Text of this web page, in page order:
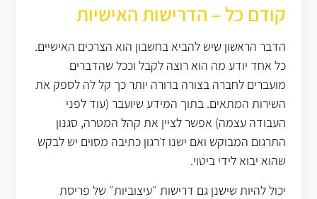
קודם כל – הדרישות האישיות
הדבר הראשון שיש להביא בחשבון הוא הצרכים האישיים.
כל אחד יודע מה הוא רוצה לקבל וככל שהדברים
מועברים לחברה בצורה ברורה יותר כך קל לה לספק את
השירות המתאים. בתוך המידע שיועבר (עוד לפני
העבודה עצמה) אפשר לציין את קהל המטרה, סגנון
התרגום המבוקש ואם ישנו ז׳רגון כתיבה מסוים יש לבקש
שהוא יבוא לידי ביטוי.
יכול להיות שישנן גם דרישות ״עיצוביות״ של פריסת